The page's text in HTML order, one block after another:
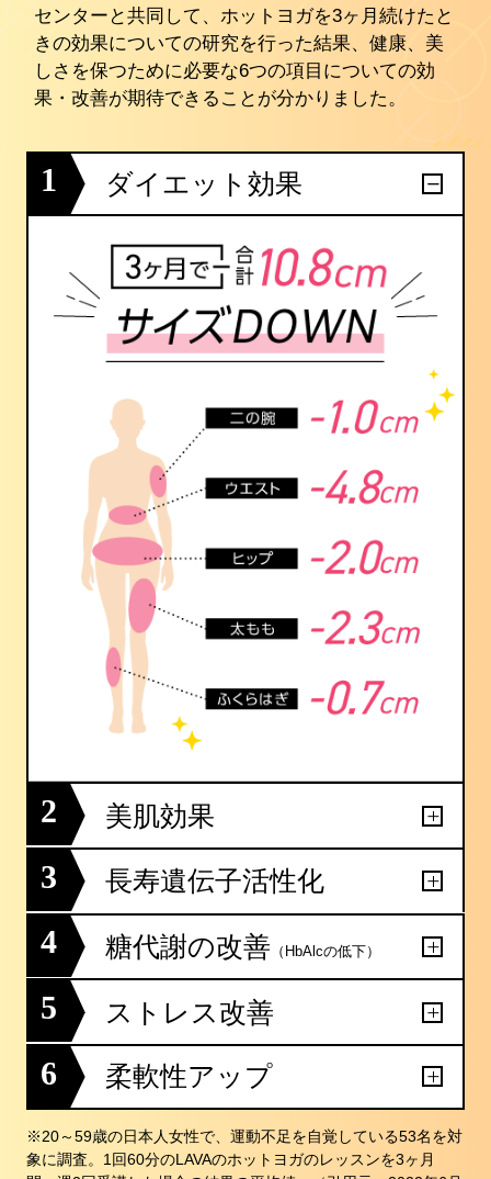
センターと共同して、ホットヨガを3ヶ月続けたと
きの効果についての研究を行った結果、健康、美
しさを保つために必要な6つの項目についての効
果・改善が期待できることが分かりました。
1 ダイエット効果
2 美肌効果
3 長寿遺伝子活性化
4 糖代謝の改善 （HbAlcの低下）
5 ストレス改善
6 柔軟性アップ
※20～59歳の日本人女性で、運動不足を自覚している53名を対
象に調査。1回60分のLAVAのホットヨガのレッスンを3ヶ月